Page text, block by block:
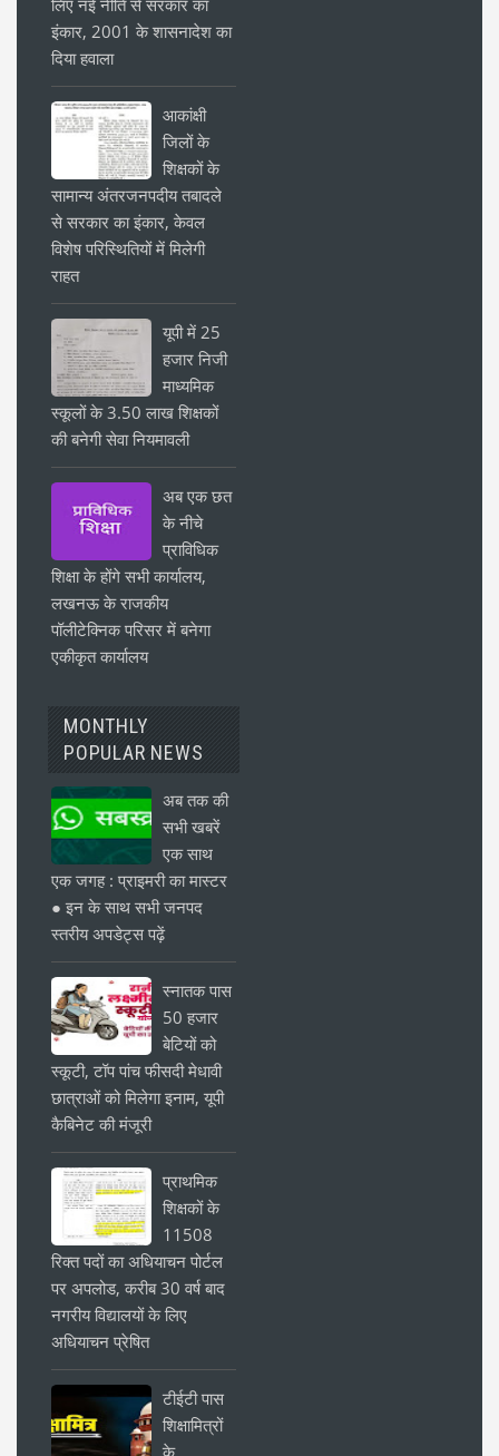
इंकार, 2001 के शासनादेश का
दिया हवाला
आकांक्षी
जिलों के
शिक्षकों के
सामान्य अंतरजनपदीय तबादले
से सरकार का इंकार, केवल
विशेष परिस्थितियों में मिलेगी
राहत
यूपी में 25
हजार निजी
माध्यमिक
स्कूलों के 3.50 लाख शिक्षकों
की बनेगी सेवा नियमावली
अब एक छत
के नीचे
प्राविधिक
शिक्षा के होंगे सभी कार्यालय,
लखनऊ के राजकीय
पॉलीटेक्निक परिसर में बनेगा
एकीकृत कार्यालय
MONTHLY
POPULAR NEWS
अब तक की
सभी खबरें
एक साथ
एक जगह : प्राइमरी का मास्टर
● इन के साथ सभी जनपद
स्तरीय अपडेट्स पढ़ें
स्नातक पास
50 हजार
बेटियों को
स्कूटी, टॉप पांच फीसदी मेधावी
छात्राओं को मिलेगा इनाम, यूपी
कैबिनेट की मंजूरी
प्राथमिक
शिक्षकों के
11508
रिक्त पदों का अधियाचन पोर्टल
पर अपलोड, करीब 30 वर्ष बाद
नगरीय विद्यालयों के लिए
अधियाचन प्रेषित
टीईटी पास
शिक्षामित्रों
के